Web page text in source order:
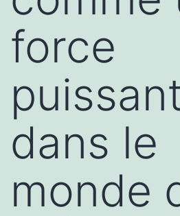
force
dans le
monde